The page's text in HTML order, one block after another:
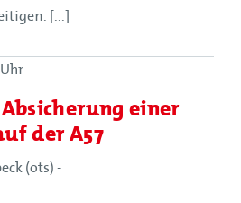
[...]
einer
der A57
(ots) -